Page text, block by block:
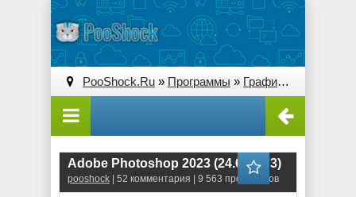
PooShock.Ru » Программы » Графические редакторы (2D)
Adobe Photoshop 2023 (24.6.0.573)
pooshock | 52 комментария | 9 563 просмотров